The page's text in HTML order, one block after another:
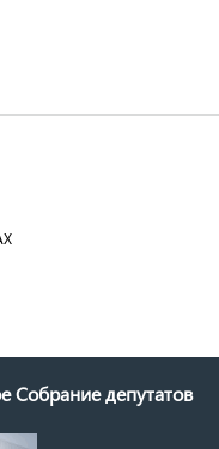
Собрание депутатов